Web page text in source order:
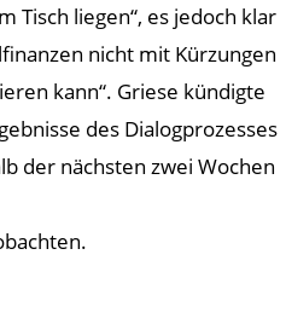
Tisch liegen“, es jedoch klar
nicht mit Kürzungen
kann“. Griese kündigte
des Dialogprozesses
der nächsten zwei Wochen